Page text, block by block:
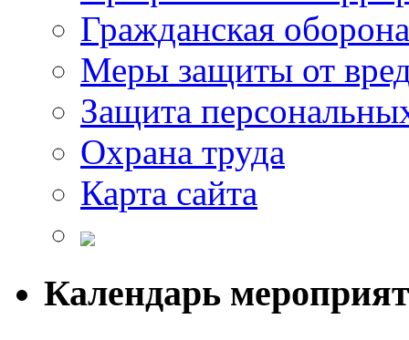
Гражданская оборона
Меры защиты от
Защита
Охрана труда
Карта сайта
Календарь